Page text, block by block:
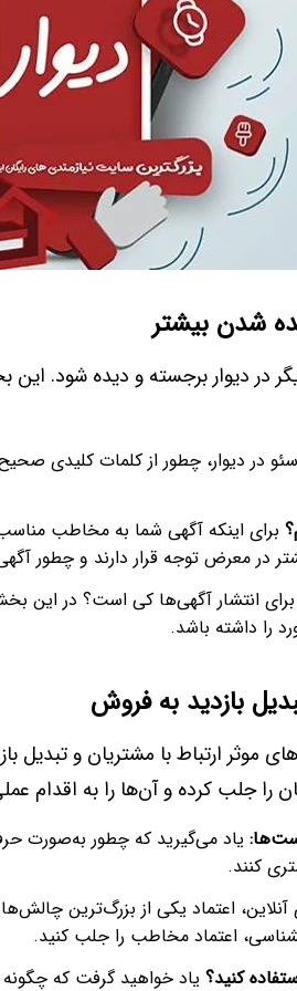
در دیوار برجسته و دیده شود. این
در دیوار، چطور از کلمات کلیدی
برای اینکه آگهی شما به مخاطب
در معرض توجه قرار دارند و چطور
برای انتشار آگهی‌ها کی است؟ در این
را داشته باشد.
موثر ارتباط با مشتریان و تبدیل
را جلب کرده و آن‌ها را به اقدام
یاد می‌گیرید که چطور به‌صورت
کنند.
اعتماد یکی از بزرگ‌ترین
اعتماد مخاطب را جلب کنید.
کنید؟ یاد خواهید گرفت که چگونه